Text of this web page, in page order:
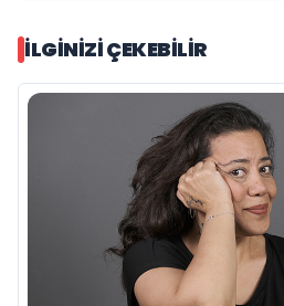
İLGINIZI ÇEKEBILIR